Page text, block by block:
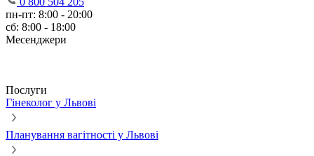
пн-пт: 8:00 - 20:00
сб: 8:00 - 18:00
Месенджери
Послуги
Гінеколог у Львові
Планування вагітності у Львові